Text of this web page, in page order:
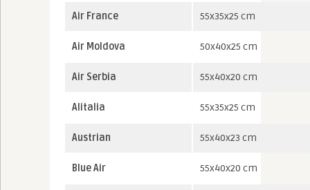
Air France 55x35x25 cm
Air Moldova 50x40x25 cm
Air Serbia 55x40x20 cm
Alitalia 55x35x25 cm
Austrian 55x40x23 cm
Blue Air 55x40x20 cm